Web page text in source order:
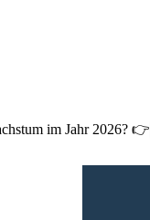
im Jahr 2026? 👉